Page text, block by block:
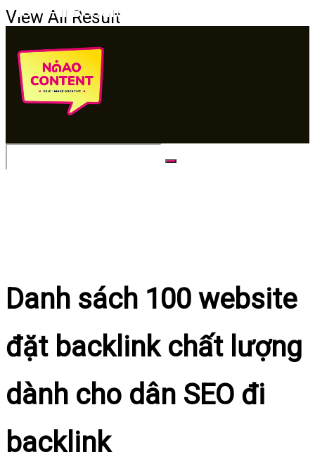
View All Result
View All Result
Danh sách 100 website
đặt backlink chất lượng
dành cho dân SEO đi
backlink